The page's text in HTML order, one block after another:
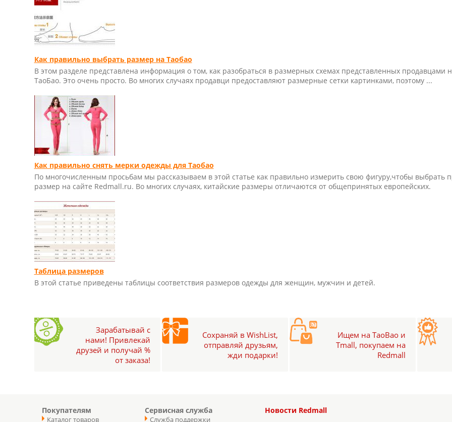
Как правильно выбрать размер на Таобао
В этом разделе представлена информация о том, как разобраться в размерных схемах представленных продавцами
ТаоБао. Это очень просто. Во многих случаях продавци предоставляют размерные сетки картинками, поэтому ...
Как правильно снять мерки одежды для Таобао
По многочисленным просьбам мы рассказываем в этой статье как правильно измерить свою фигуру,чтобы выбрать
размер на сайте Redmall.ru. Во многих случаях, китайские размеры отличаются от общепринятых европейских.
Таблица размеров
В этой статье приведены таблицы соответствия размеров одежды для женщин, мужчин и детей.
Зарабатывай с
нами! Привлекай
друзей и получай %
от заказа!
Сохраняй в WishList,
отправляй друзьям,
жди подарки!
Ищем на TaoBao и
Tmall, покупаем на
Redmall
Покупателям
Каталог товаров
Сервисная служба
Служба поддержки
Новости Redmall